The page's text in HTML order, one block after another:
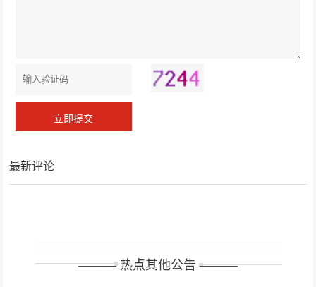
最新评论
——— 热点其他公告 ———